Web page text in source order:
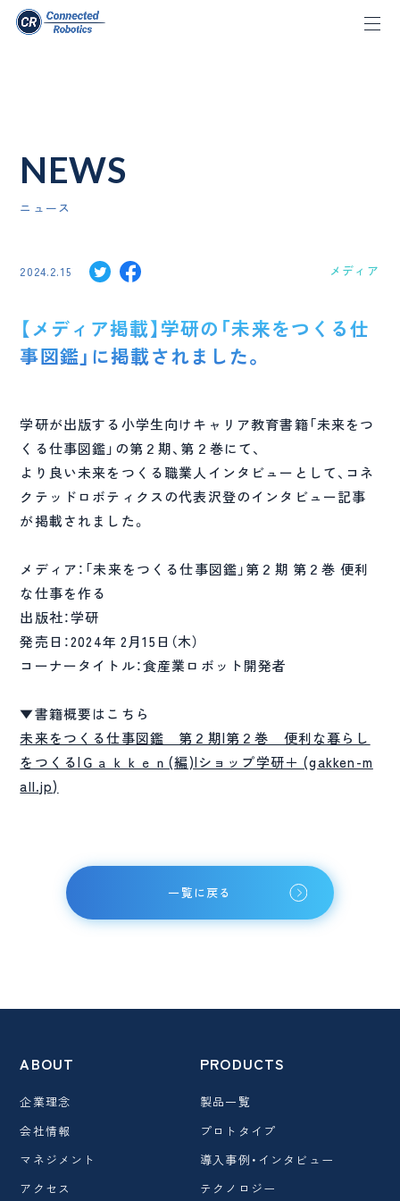
ニュース
NEWS
【メディア掲載】学研の「未来をつくる仕
事図鑑」に掲載されました。
2024.2.15 メディア
学研が出版する小学生向けキャリア教育書籍「未来をつ
くる仕事図鑑」の第２期、第２巻にて、
より良い未来をつくる職業人インタビューとして、コネ
クテッドロボティクスの代表沢登のインタビュー記事
が掲載されました。
メディア：「未来をつくる仕事図鑑」第２期 第２巻 便利
な仕事を作る
出版社：学研
発売日：2024年 2月15日（木）
コーナータイトル：食産業ロボット開発者
▼書籍概要はこちら
未来をつくる仕事図鑑 第２期|第２巻 便利な暮らし
をつくる|Ｇａｋｋｅｎ(編)|ショップ学研＋ (gakken-m
all.jp)
一覧に戻る
ABOUT
企業理念
会社情報
マネジメント
アクセス
PRODUCTS
製品一覧
プロトタイプ
導入事例・インタビュー
テクノロジー